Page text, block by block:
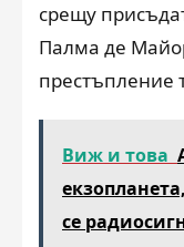
срещу
Палма де
престъпление
Виж и това
се